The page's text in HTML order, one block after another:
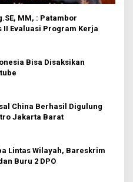
MM, : Patambor
II Evaluasi Program Kerja
Bisa Disaksikan
China Berhasil Digulung
Jakarta Barat
Lintas Wilayah, Bareskrim
Buru 2 DPO